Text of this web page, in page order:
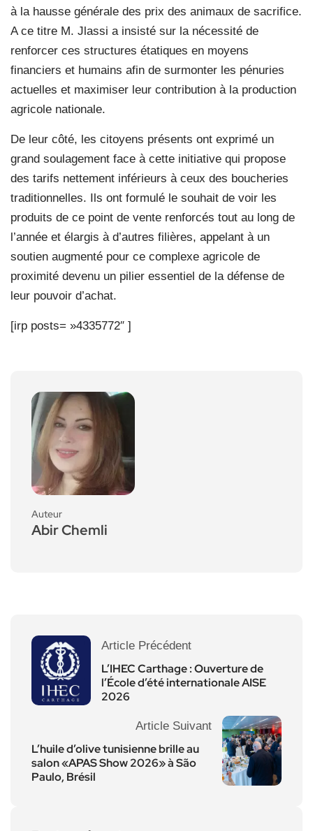
à la hausse générale des prix des animaux de sacrifice.
A ce titre M. Jlassi a insisté sur la nécessité de
renforcer ces structures étatiques en moyens
financiers et humains afin de surmonter les pénuries
actuelles et maximiser leur contribution à la production
agricole nationale.
De leur côté, les citoyens présents ont exprimé un
grand soulagement face à cette initiative qui propose
des tarifs nettement inférieurs à ceux des boucheries
traditionnelles. Ils ont formulé le souhait de voir les
produits de ce point de vente renforcés tout au long de
l’année et élargis à d’autres filières, appelant à un
soutien augmenté pour ce complexe agricole de
proximité devenu un pilier essentiel de la défense de
leur pouvoir d’achat.
[irp posts= »4335772″ ]
Auteur
Abir Chemli
Article Précédent
L’IHEC Carthage : Ouverture de
l’École d’été internationale AISE
2026
Article Suivant
L’huile d’olive tunisienne brille au
salon «APAS Show 2026» à São
Paulo, Brésil